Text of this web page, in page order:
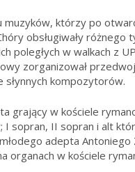
którzy po
obsługiwały różnego
poległych w walkach z
zorganizował
słynnych kompozytorów.
grający w kościele
I sopran, II sopran i alt
adepta Antoniego
organach w kościele